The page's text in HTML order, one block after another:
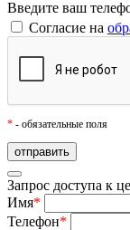
Введите ваш
Согласие на
* - обязательные поля
Запрос доступа к
Имя*
Телефон*